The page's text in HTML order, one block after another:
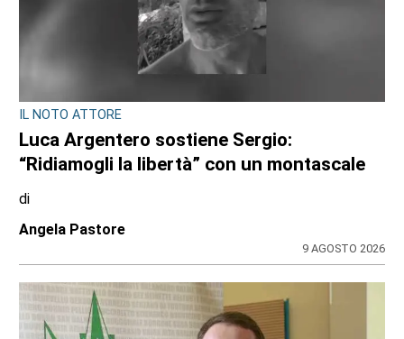
OPERAZIONE ANTI-DROGA A TORINO E PROVINCIA
Quando lo spaccio incontra la fantasia:
cinque arresti dei carabinieri da Venaria, a
Chieri, al Canavese
di
Redazione
10 AGOSTO 2026